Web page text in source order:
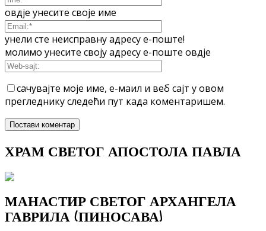
овдје унесите своје име
унели сте неисправну адресу е-поште!
молимо унесите своју адресу е-поште овдје
сачувајте моје име, е-маил и веб сајт у овом
прегледнику следећи пут када коментаришем.
ХРАМ СВЕТОГ АПОСТОЛА ПАВЛА
МАНАСТИР СВЕТОГ АРХАНГЕЛА
ГАВРИЛА (ПИНОСАВА)